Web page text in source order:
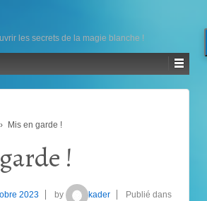
les secrets de la magie blanche !
› Mis en garde !
!
2023 by kader
Publié dans